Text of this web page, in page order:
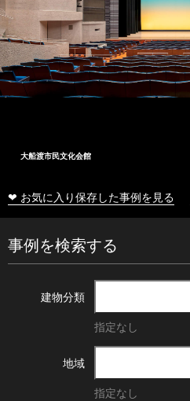
大船渡市民文化会館
❤ お気に入り保存した事例を見る
事例を検索する
建物分類
指定なし
地域
指定なし